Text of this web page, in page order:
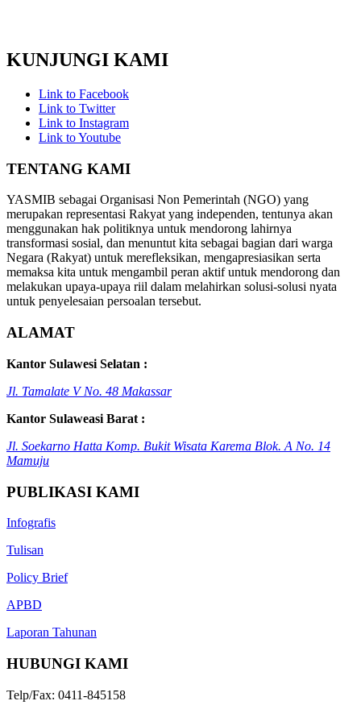
KUNJUNGI KAMI
Link to Facebook
Link to Twitter
Link to Instagram
Link to Youtube
TENTANG KAMI
YASMIB sebagai Organisasi Non Pemerintah (NGO) yang
merupakan representasi Rakyat yang independen, tentunya akan
menggunakan hak politiknya untuk mendorong lahirnya
transformasi sosial, dan menuntut kita sebagai bagian dari warga
Negara (Rakyat) untuk merefleksikan, mengapresiasikan serta
memaksa kita untuk mengambil peran aktif untuk mendorong dan
melakukan upaya-upaya riil dalam melahirkan solusi-solusi nyata
untuk penyelesaian persoalan tersebut.
ALAMAT
Kantor Sulawesi Selatan :
Jl. Tamalate V No. 48 Makassar
Kantor Sulaweasi Barat :
Jl. Soekarno Hatta Komp. Bukit Wisata Karema Blok. A No. 14
Mamuju
PUBLIKASI KAMI
Infografis
Tulisan
Policy Brief
APBD
Laporan Tahunan
HUBUNGI KAMI
Telp/Fax: 0411-845158